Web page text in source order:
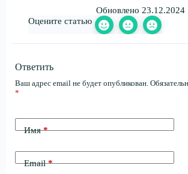
Обновлено 23.12.2024
Оцените статью
Ответить
Ваш адрес email не будет опубликован.
*
Имя*
Email*